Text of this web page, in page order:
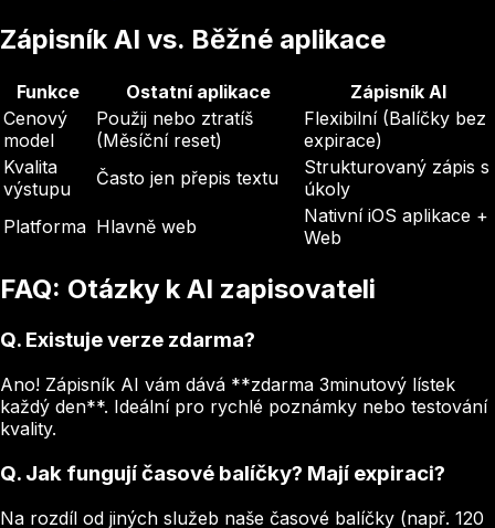
Zápisník AI vs. Běžné aplikace
Funkce Ostatní aplikace
Zápisník AI
Cenový
model
Použij nebo ztratíš
(Měsíční reset)
Flexibilní (Balíčky bez
expirace)
Kvalita
výstupu
Často jen přepis textu
Strukturovaný zápis s
úkoly
Platforma Hlavně web
Nativní iOS aplikace +
Web
FAQ: Otázky k AI zapisovateli
Q. Existuje verze zdarma?
Ano! Zápisník AI vám dává **zdarma 3minutový lístek
každý den**. Ideální pro rychlé poznámky nebo testování
kvality.
Q. Jak fungují časové balíčky? Mají expiraci?
Na rozdíl od jiných služeb naše časové balíčky (např. 120